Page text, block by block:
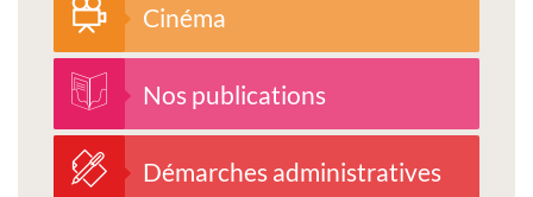
Cinéma
Nos publications
Démarches administratives